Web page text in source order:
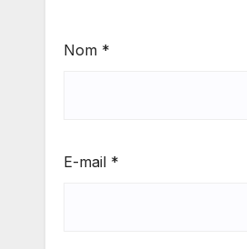
Nom *
E-mail *